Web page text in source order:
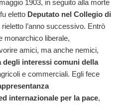
1903, in seguito alla morte
eletto Deputato nel Collegio di
l’anno successivo. Entrò
monarchico liberale,
amici, ma anche nemici,
degli interessi comuni della
e commerciali. Egli fece
internazionale per la pace,